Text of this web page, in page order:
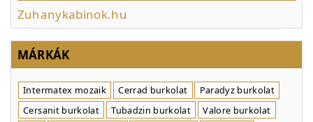
Zuhanykabinok.hu
MÁRKÁK
Intermatex mozaik Cerrad burkolat
Paradyz burkolat
Cersanit burkolat
Tubadzin burkolat
Valore burkolat